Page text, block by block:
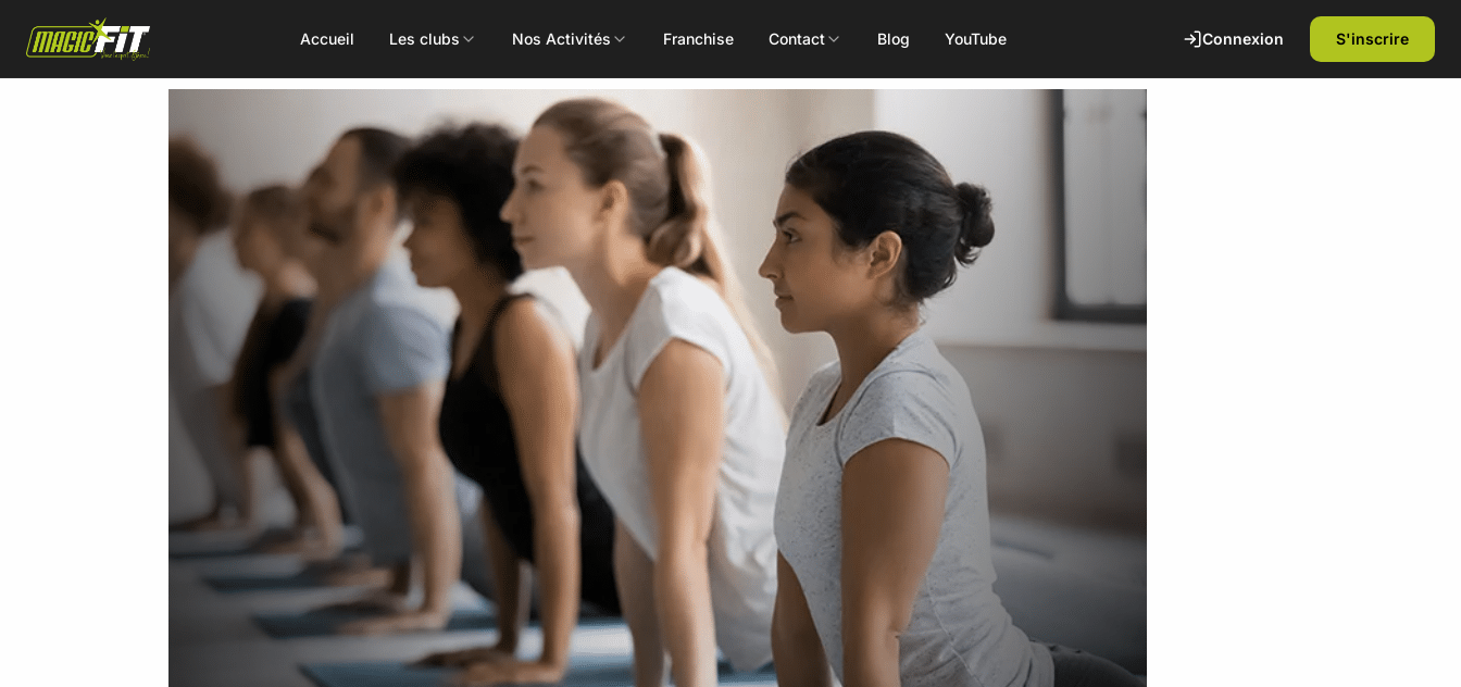
Accueil Les clubs Nos Activités
DÉCOUVREZ NOS 75 ACTIVITÉS Toutes les activités
Small Group
Perso
Hyrox
EMS
TRX
Les Mills
Body Pump
Body Attack
Body Combat
Body Balance
RPM
Concept
ALEOP
Aléop Cardio
Aléop Force
Aléop Fight
Booty Shape
Power Flow
Pôle Santé
Massages
Nutritionniste
Ostéopathe
Fitness Kids
Zumba Kids
Danse Kids
Boxe Kids
Franchise Contact Blog YouTube Connexion S'inscrire